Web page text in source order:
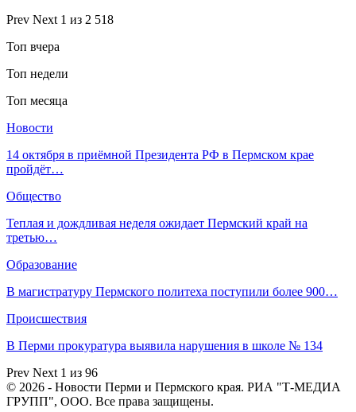
Prev Next 1 из 2 518
Топ вчера
Топ недели
Топ месяца
Новости
14 октября в приёмной Президента РФ в Пермском крае
пройдёт…
Общество
Теплая и дождливая неделя ожидает Пермский край на
третью…
Образование
В магистратуру Пермского политеха поступили более 900…
Происшествия
В Перми прокуратура выявила нарушения в школе № 134
Prev Next 1 из 96
© 2026 - Новости Перми и Пермского края. РИА "Т-МЕДИА
ГРУПП", ООО. Все права защищены.